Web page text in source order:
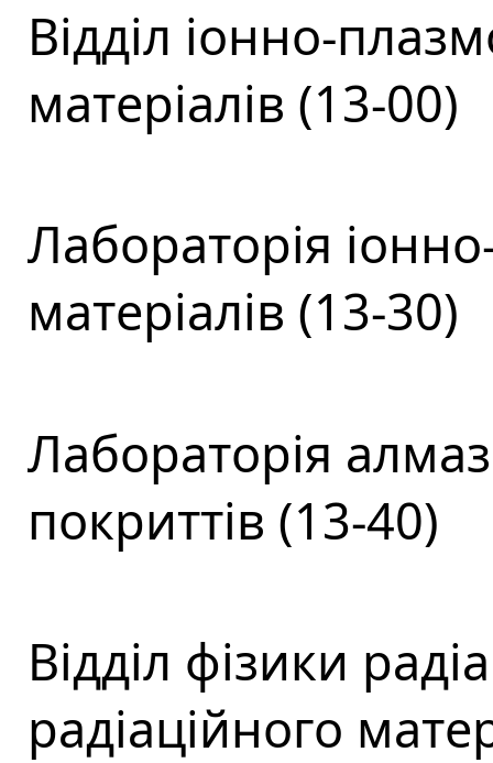
Відділ іонно-
матеріалів (13-00)
Лабораторія
матеріалів (13-30)
Лабораторія
покриттів (13-40)
Відділ фізики
радіаційного